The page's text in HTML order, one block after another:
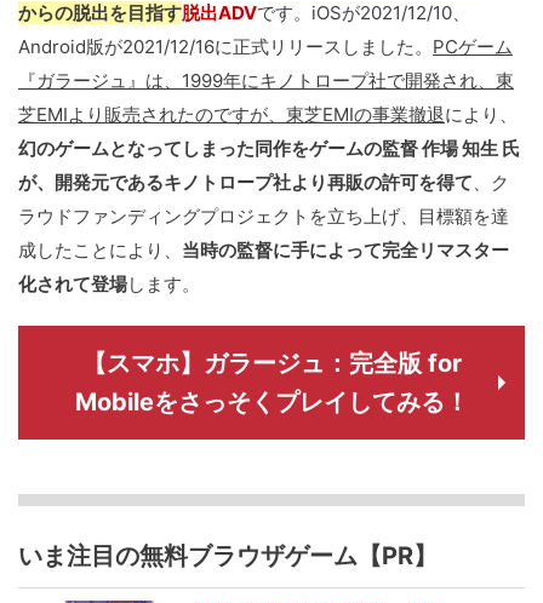
からの脱出を目指す脱出ADVです。iOSが2021/12/10、
Android版が2021/12/16に正式リリースしました。 PCゲーム
『ガラージュ』は、1999年にキノトロープ社で開発され、東
芝EMIより販売されたのですが、東芝EMIの事業撤退により、
幻のゲームとなってしまった同作をゲームの監督 作場 知生 氏
が、開発元であるキノトロープ社より再販の許可を得て、ク
ラウドファンディングプロジェクトを立ち上げ、目標額を達
成したことにより、 当時の監督に手によって完全リマスター
化されて登場します。
【スマホ】ガラージュ：完全版 for
Mobileをさっそくプレイしてみる！
いま注目の無料ブラウザゲーム【PR】